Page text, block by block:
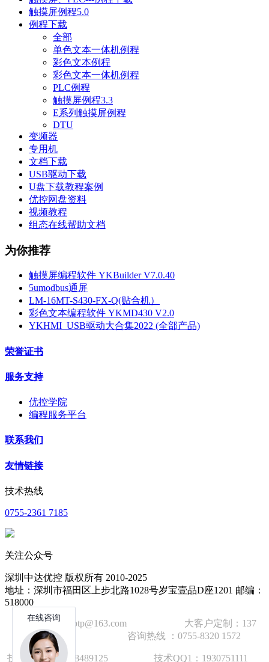
触摸屏例程5.0
例程下载
全部
单色文本一体机例程
彩色文本例程
彩色文本一体机例程
PLC例程
触摸屏例程3.3
E系列触摸屏例程
DTU
变频器
专用机
文档下载
USB驱动下载
U盘下载教程案例
优控网盘资料
视频教程
组态在线帮助文档
为你推荐
触摸屏编程软件 YKBuilder V7.0.40
5umodbus通屏
LM-16MT-S430-FX-Q(贴合机）
彩色文本编程软件 YKMD430 V2.0
YKHMI_USB驱动大合集2022 (全部产品)
荣誉证书
服务支持
优控学院
编程服务平台
联系我们
友情链接
技术热线
0755-2361 7185
关注公众号
深圳中达优控 版权所有 2010-2025
地址：深圳市福田区上步北路1028号岁宝壹品D座1201 邮编：
518000
技术邮箱：wzbtp@163.com 大客户定制：137
1392 2586 咨询热线 ：0755-8320 1572
技术手机：18928489125 技术QQ1：1930751111